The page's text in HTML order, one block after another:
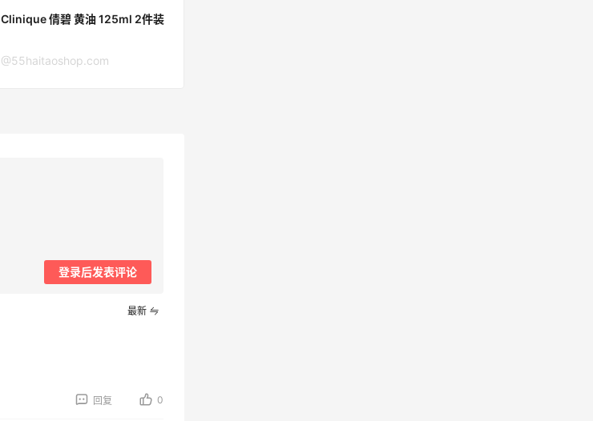
Clinique 倩碧 黄油 125ml 2件装
@55haitaoshop.com
登录后发表评论
最新
回复 0